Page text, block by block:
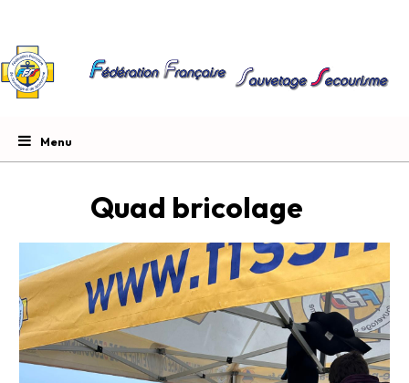
Quad bricolage